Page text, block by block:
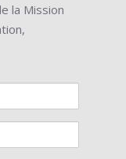
la Mission